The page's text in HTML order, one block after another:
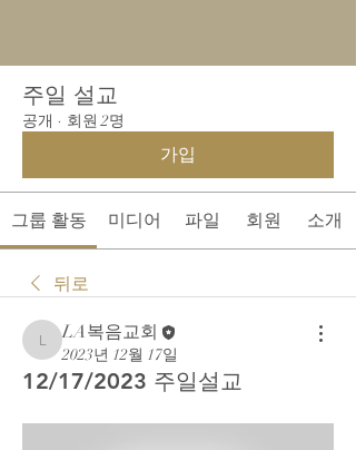
주일 설교
공개 · 회원 2명
가입
그룹 활동 미디어 파일 회원 소개
뒤로
LA복음교회
LA복음교회
2023년 12월 17일
12/17/2023 주일설교